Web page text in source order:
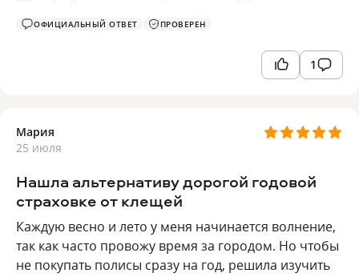
ОФИЦИАЛЬНЫЙ ОТВЕТ ПРОВЕРЕН
1
Мария
25 июля
Нашла альтернативу дорогой годовой
страховке от клещей
Каждую весно и лето у меня начинается волнение,
так как часто провожу время за городом. Но чтобы
не покупать полисы сразу на год, решила изучить